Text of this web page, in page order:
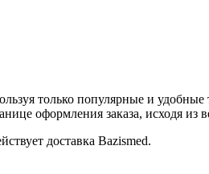
только популярные и
оформления заказа, исходя
доставка Bazismed.